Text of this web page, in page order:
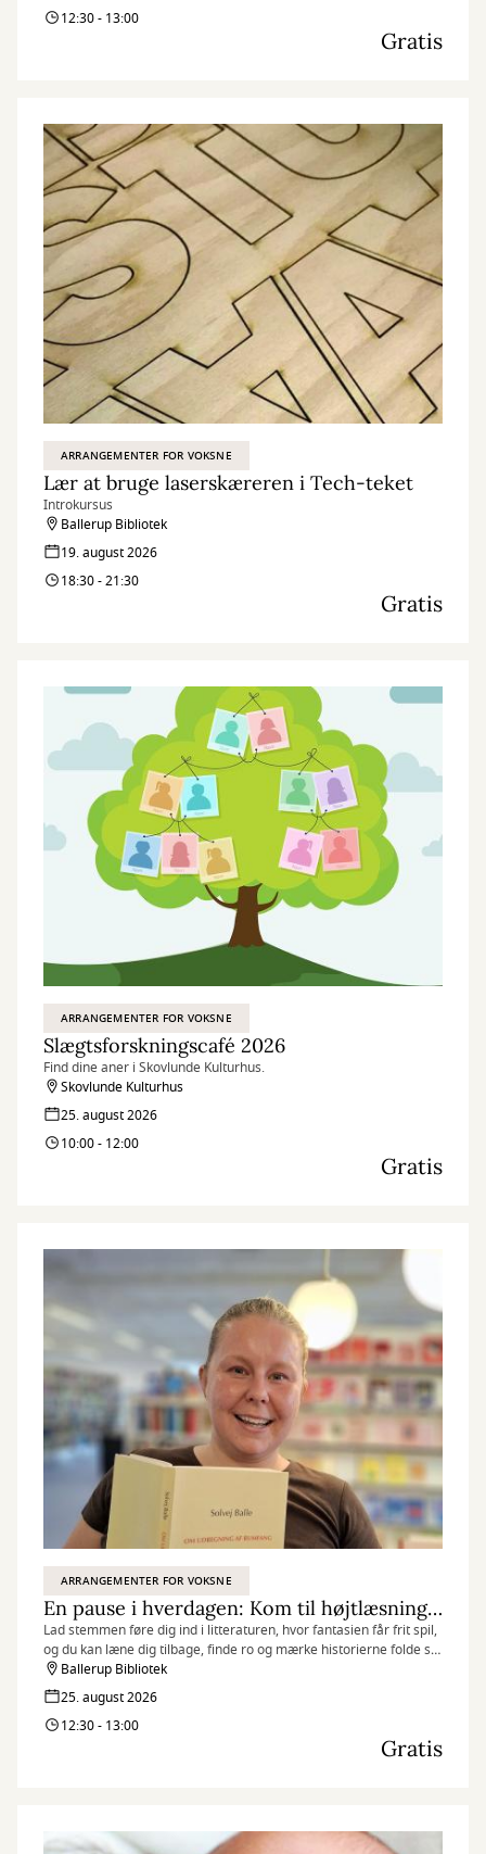
12:30 - 13:00
Gratis
ARRANGEMENTER FOR VOKSNE
Lær at bruge laserskæreren i Tech-teket
Introkursus
Ballerup Bibliotek
19. august 2026
18:30 - 21:30
Gratis
ARRANGEMENTER FOR VOKSNE
Slægtsforskningscafé 2026
Find dine aner i Skovlunde Kulturhus.
Skovlunde Kulturhus
25. august 2026
10:00 - 12:00
Gratis
ARRANGEMENTER FOR VOKSNE
En pause i hverdagen: Kom til højtlæsning og mærk historiernes nærvær
Lad stemmen føre dig ind i litteraturen, hvor fantasien får frit spil,
og du kan læne dig tilbage, finde ro og mærke historierne folde sig
ud. Ballerup Bibliotek
25. august 2026
12:30 - 13:00
Gratis